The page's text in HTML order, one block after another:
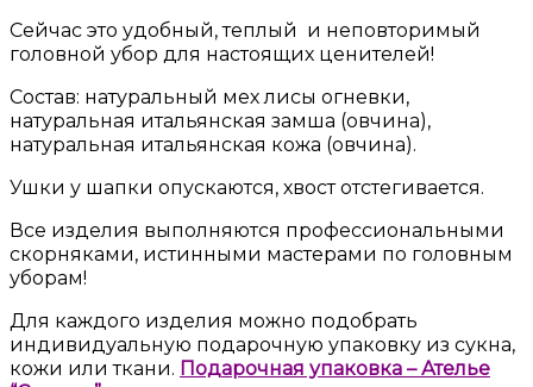
Сейчас это удобный, теплый и неповторимый
головной убор для настоящих ценителей!
Состав: натуральный мех лисы огневки,
натуральная итальянская замша (овчина),
натуральная итальянская кожа (овчина).
Ушки у шапки опускаются, хвост отстегивается.
Все изделия выполняются профессиональными
скорняками, истинными мастерами по головным
уборам!
Для каждого изделия можно подобрать
индивидуальную подарочную упаковку из сукна,
кожи или ткани. Подарочная упаковка – Ателье